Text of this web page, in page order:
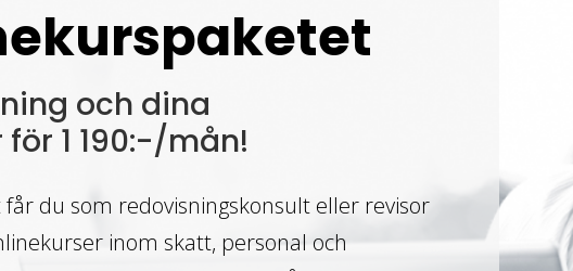
och dina
1 190:-/mån!
du som redovisningskonsult eller revisor
inom skatt, personal och